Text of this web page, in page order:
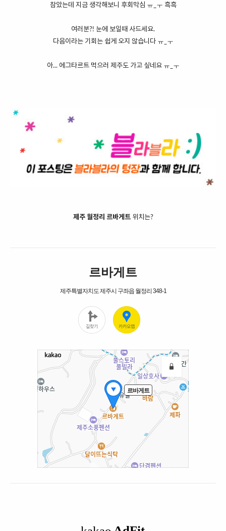
참았는데 지금 생각해보니 후회막심 ㅠ_ㅜ 흑흑
여러분?! 눈에 보일때 사드세요.
다음이라는 기회는 쉽게 오지 않습니다 ㅠ_ㅜ
아... 에그타르트 먹으러 제주도 가고 싶네요 ㅠ_ㅜ
제주 월정리 르바게트위치는?